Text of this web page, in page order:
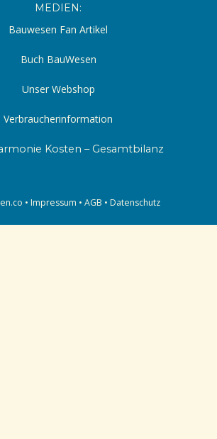
MEDIEN:
Bauwesen Fan Artikel
Buch BauWesen
Unser Webshop
Verbraucherinformation
Kosten – Gesamtbilanz
• Impressum • AGB • Datenschutz